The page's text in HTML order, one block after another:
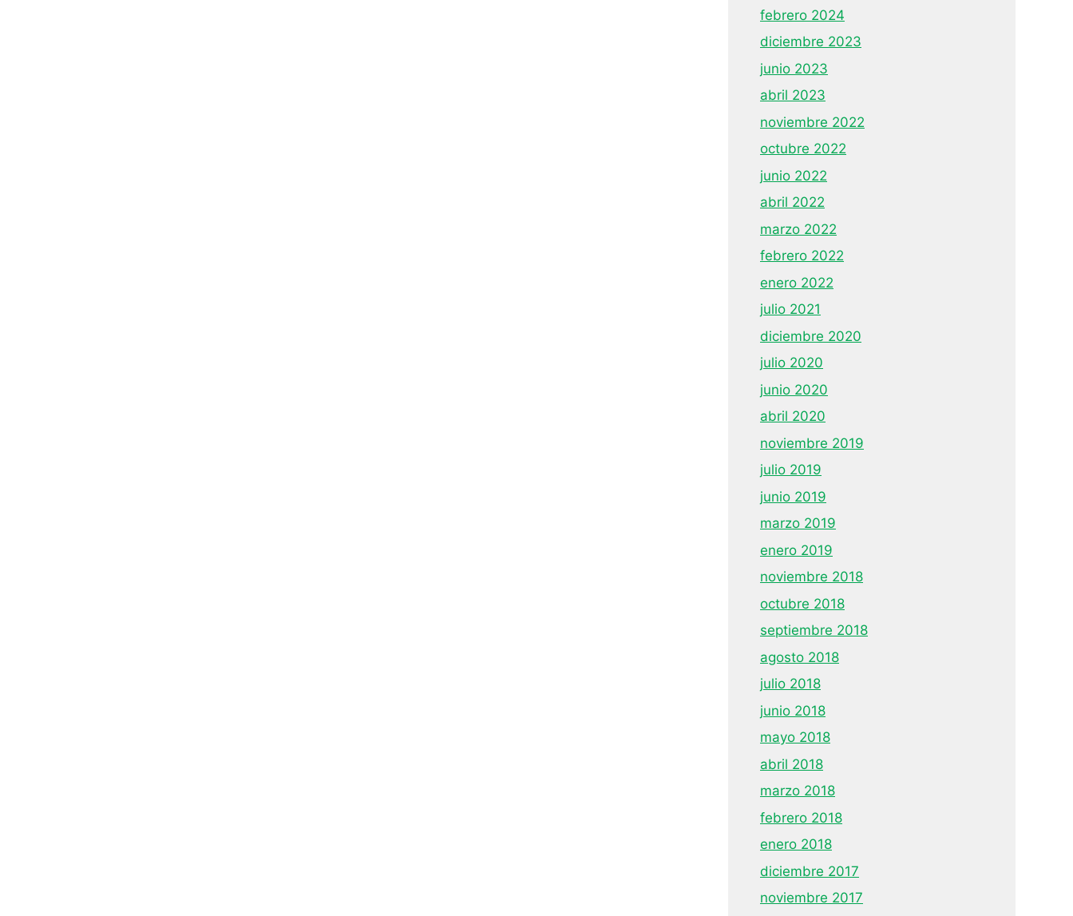
febrero 2024
diciembre 2023
junio 2023
abril 2023
noviembre 2022
octubre 2022
junio 2022
abril 2022
marzo 2022
febrero 2022
enero 2022
julio 2021
diciembre 2020
julio 2020
junio 2020
abril 2020
noviembre 2019
julio 2019
junio 2019
marzo 2019
enero 2019
noviembre 2018
octubre 2018
septiembre 2018
agosto 2018
julio 2018
junio 2018
mayo 2018
abril 2018
marzo 2018
febrero 2018
enero 2018
diciembre 2017
noviembre 2017